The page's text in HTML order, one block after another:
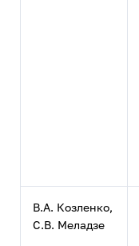
В.А. Козленко,
С.В. Меладзе